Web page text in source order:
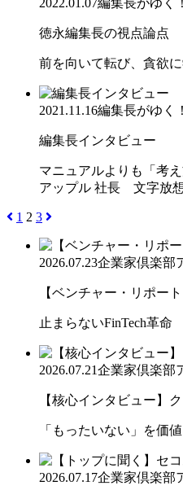
徳永編集長の視点論点
前を向いて転び、貪欲
2021.11.16編集長がゆく！
編集長インタビュー
マニュアルよりも「考
アップル 社長 文字放
1 2 3
2026.07.23企業家倶楽部
【ベンチャー・リポー
止まらないFinTech革命
2026.07.21企業家倶楽部
【核心インタビュー】
「もったいない」を価
2026.07.17企業家倶楽部